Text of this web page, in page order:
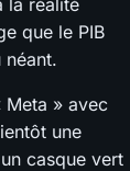
que le PIB
néant.
» avec
une
casque vert